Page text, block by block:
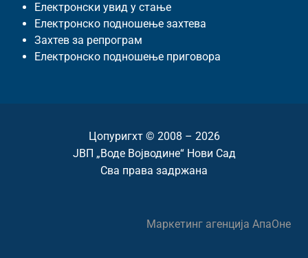
Електронски увид у стање
Електронско подношење захтева
Захтев за репрограм
Електронско подношење приговора
Цопyригхт © 2008 – 2026
ЈВП „Воде Војводине“ Нови Сад
Сва права задржана
Маркетинг агенција АпаОне